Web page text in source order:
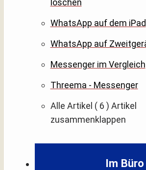
löschen
WhatsApp auf dem iPad
WhatsApp auf
Messenger im Vergleich
Threema - Messenger
Alle Artikel ( 6 ) Artikel
zusammenklappen
Im Büro